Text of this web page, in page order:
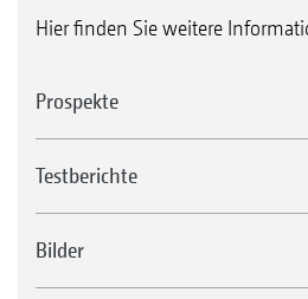
Hier finden Sie weitere
Prospekte
Testberichte
Bilder